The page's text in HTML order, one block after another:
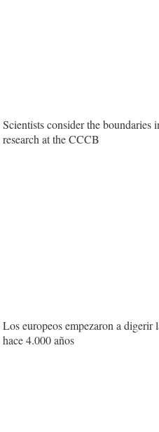
Scientists consider the
research at the CCCB
Los europeos empezaron a digerir
hace 4.000 años